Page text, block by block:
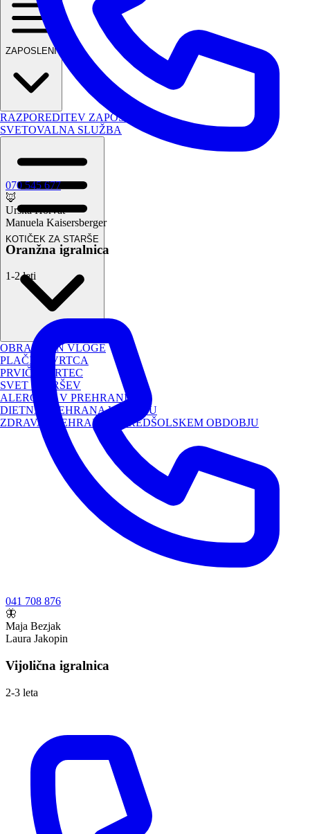
ZAPOSLENI
RAZPOREDITEV ZAPOSLENIH
SVETOVALNA SLUŽBA
KOTIČEK ZA STARŠE
OBRAZCI IN VLOGE
PLAČILO VRTCA
PRVIČ V VRTEC
SVET STARŠEV
ALERGENI V PREHRANI
DIETNA PREHRANA V VRTCU
ZDRAVA PREHRANA V PREDŠOLSKEM OBDOBJU
070 545 677
🦊
Urška Horvat
Manuela Kaisersberger
Oranžna igralnica
1-2 leti
041 708 876
🦋
Maja Bezjak
Laura Jakopin
Vijolična igralnica
2-3 leta